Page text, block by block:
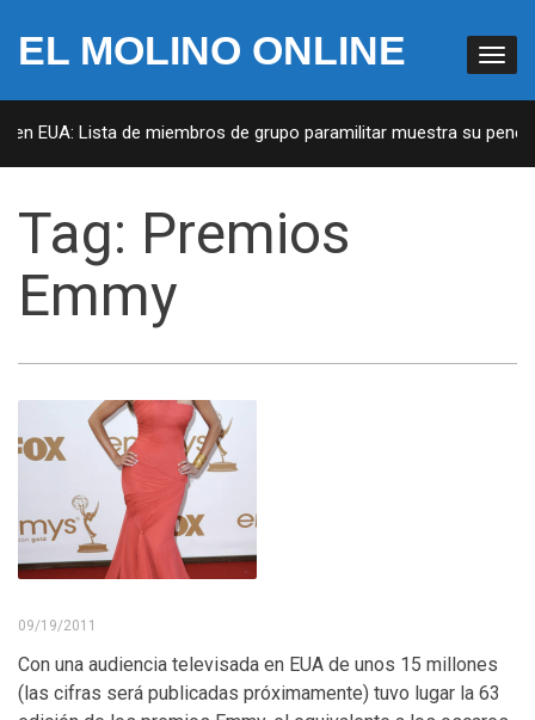
EL MOLINO ONLINE
EUA: Lista de miembros de grupo paramilitar muestra su
Tag: Premios
Emmy
09/19/2011
Con una audiencia televisada en EUA de unos 15 millones
(las cifras será publicadas próximamente) tuvo lugar la 63